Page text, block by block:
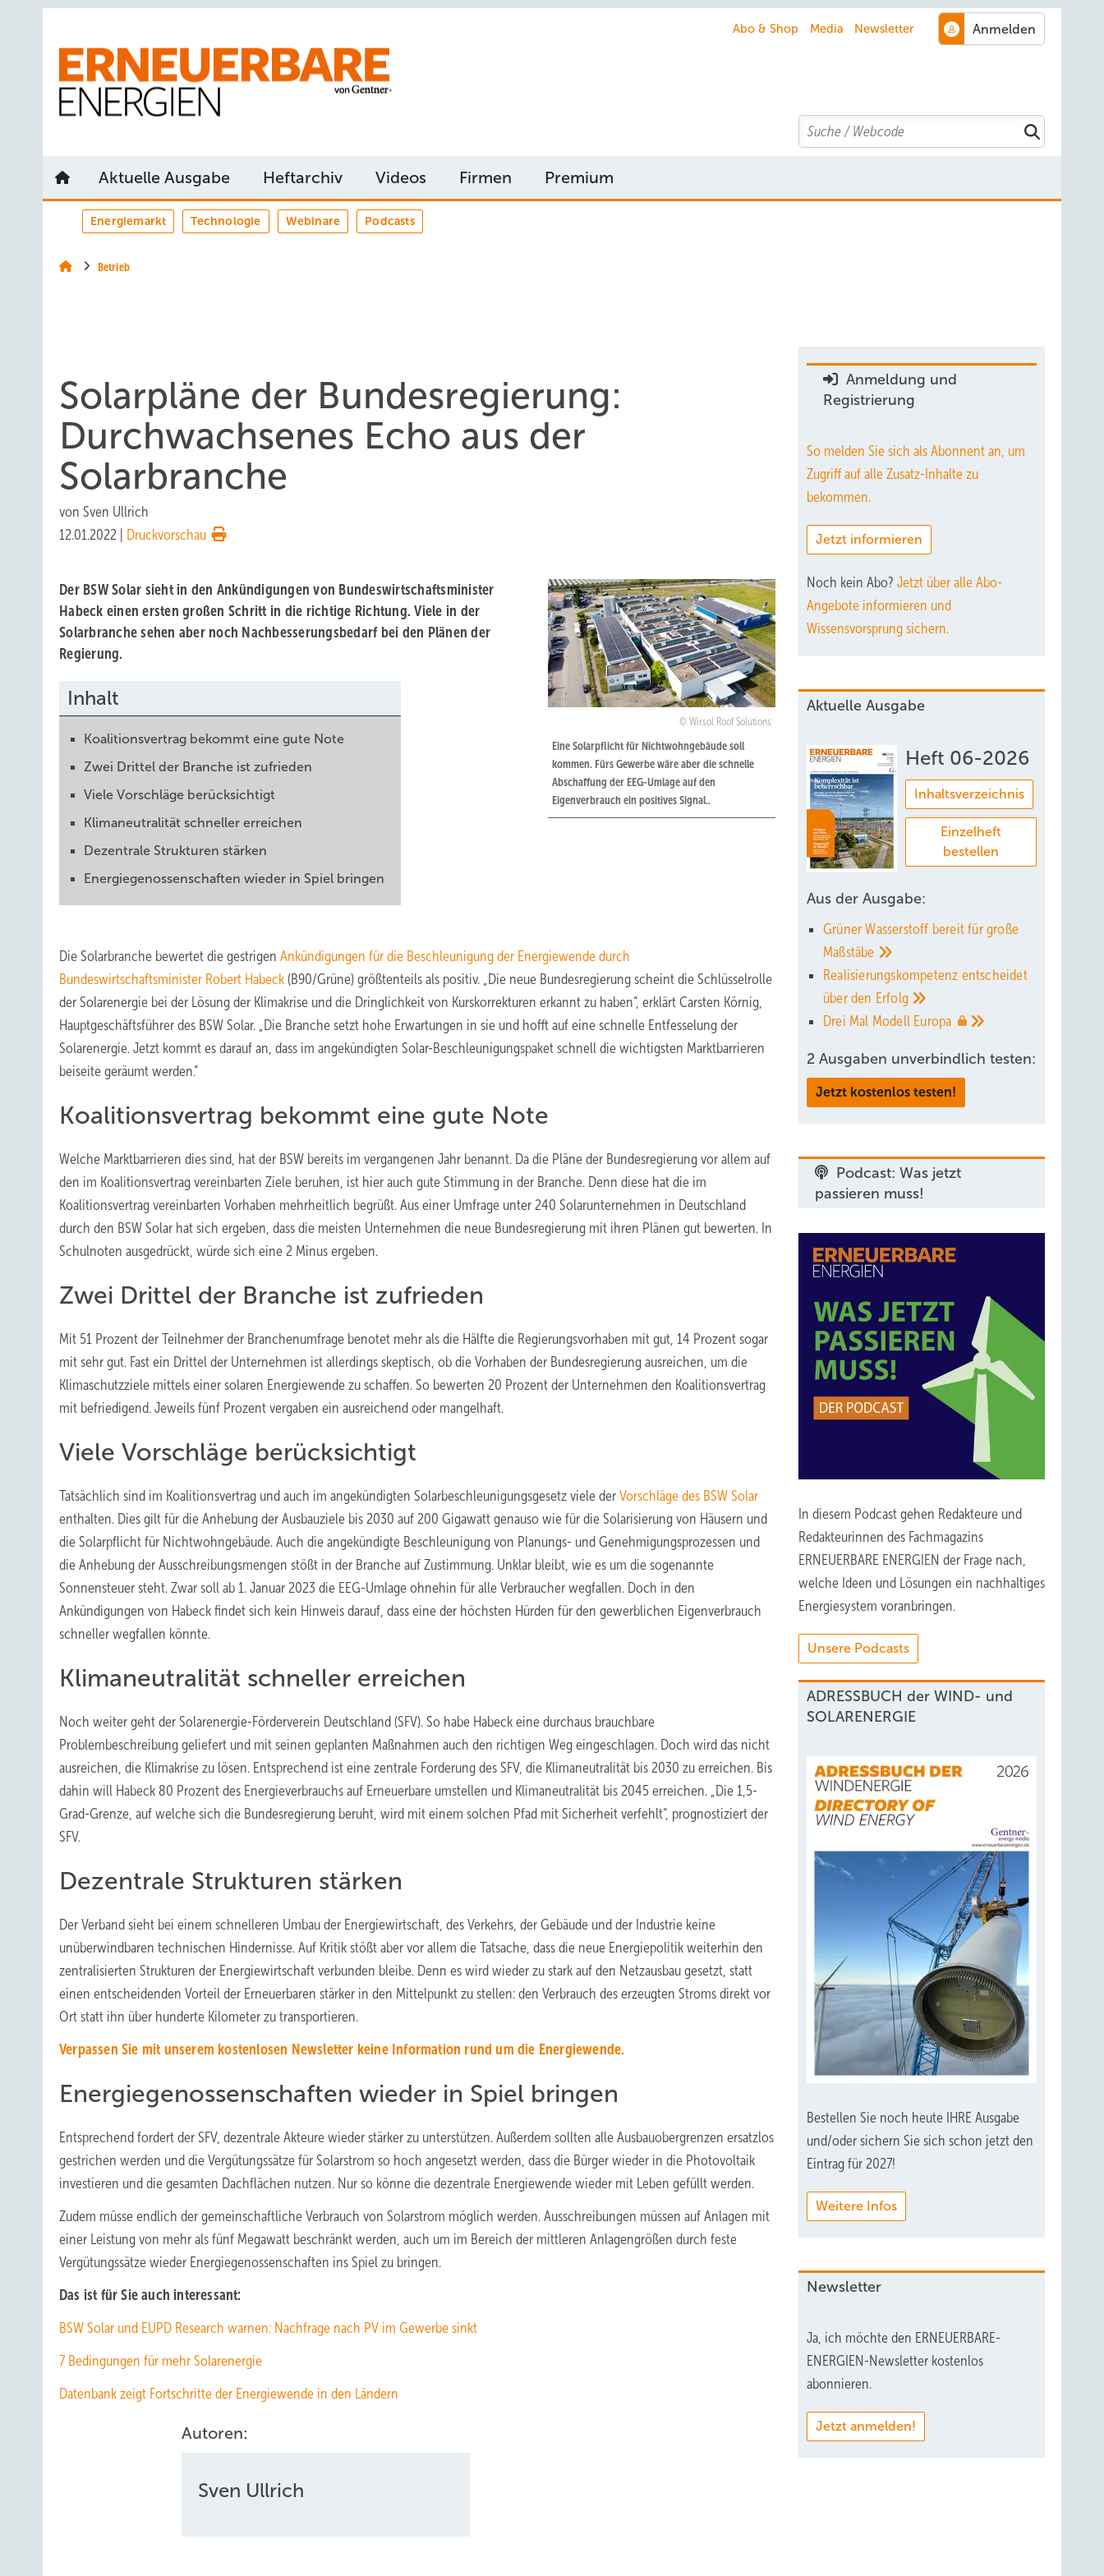
Abo & Shop Media Newsletter
Search
Aktuelle Ausgabe Heftarchiv Videos Firmen Premium
Energiemarkt Technologie Webinare Podcasts
Betrieb
Solarpläne der Bundesregierung:
Durchwachsenes Echo aus der
Solarbranche
von Sven Ullrich
12.01.2022
Druckvorschau
Wirsol Roof Solutions
Eine Solarpflicht für Nichtwohngebäude soll
kommen. Fürs Gewerbe wäre aber die schnelle
Abschaffung der EEG-Umlage auf den
Eigenverbrauch ein positives Signal..
Der BSW Solar sieht in den Ankündigungen von Bundeswirtschaftsminister
Habeck einen ersten großen Schritt in die richtige Richtung. Viele in der
Solarbranche sehen aber noch Nachbesserungsbedarf bei den Plänen der
Regierung.
Inhalt
Koalitionsvertrag bekommt eine gute Note
Zwei Drittel der Branche ist zufrieden
Viele Vorschläge berücksichtigt
Klimaneutralität schneller erreichen
Dezentrale Strukturen stärken
Energiegenossenschaften wieder in Spiel bringen
Die Solarbranche bewertet die gestrigen Ankündigungen für die Beschleunigung der Energiewende durch
Bundeswirtschaftsminister Robert Habeck (B90/Grüne) größtenteils als positiv. „Die neue Bundesregierung scheint die Schlüsselrolle
der Solarenergie bei der Lösung der Klimakrise und die Dringlichkeit von Kurskorrekturen erkannt zu haben“, erklärt Carsten Körnig,
Hauptgeschäftsführer des BSW Solar. „Die Branche setzt hohe Erwartungen in sie und hofft auf eine schnelle Entfesselung der
Solarenergie. Jetzt kommt es darauf an, dass im angekündigten Solar-Beschleunigungspaket schnell die wichtigsten Marktbarrieren
beiseite geräumt werden.“
Koalitionsvertrag bekommt eine gute Note
Welche Marktbarrieren dies sind, hat der BSW bereits im vergangenen Jahr benannt. Da die Pläne der Bundesregierung vor allem auf
den im Koalitionsvertrag vereinbarten Ziele beruhen, ist hier auch gute Stimmung in der Branche. Denn diese hat die im
Koalitionsvertrag vereinbarten Vorhaben mehrheitlich begrüßt. Aus einer Umfrage unter 240 Solarunternehmen in Deutschland
durch den BSW Solar hat sich ergeben, dass die meisten Unternehmen die neue Bundesregierung mit ihren Plänen gut bewerten. In
Schulnoten ausgedrückt, würde sich eine 2 Minus ergeben.
Zwei Drittel der Branche ist zufrieden
Mit 51 Prozent der Teilnehmer der Branchenumfrage benotet mehr als die Hälfte die Regierungsvorhaben mit gut, 14 Prozent sogar
mit sehr gut. Fast ein Drittel der Unternehmen ist allerdings skeptisch, ob die Vorhaben der Bundesregierung ausreichen, um die
Klimaschutzziele mittels einer solaren Energiewende zu schaffen. So bewerten 20 Prozent der Unternehmen den Koalitionsvertrag
mit befriedigend. Jeweils fünf Prozent vergaben ein ausreichend oder mangelhaft.
Viele Vorschläge berücksichtigt
Tatsächlich sind im Koalitionsvertrag und auch im angekündigten Solarbeschleunigungsgesetz viele der Vorschläge des BSW Solar
enthalten. Dies gilt für die Anhebung der Ausbauziele bis 2030 auf 200 Gigawatt genauso wie für die Solarisierung von Häusern und
die Solarpflicht für Nichtwohngebäude. Auch die angekündigte Beschleunigung von Planungs- und Genehmigungsprozessen und
die Anhebung der Ausschreibungsmengen stößt in der Branche auf Zustimmung. Unklar bleibt, wie es um die sogenannte
Sonnensteuer steht. Zwar soll ab 1. Januar 2023 die EEG-Umlage ohnehin für alle Verbraucher wegfallen. Doch in den
Ankündigungen von Habeck findet sich kein Hinweis darauf, dass eine der höchsten Hürden für den gewerblichen Eigenverbrauch
schneller wegfallen könnte.
Klimaneutralität schneller erreichen
Noch weiter geht der Solarenergie-Förderverein Deutschland (SFV). So habe Habeck eine durchaus brauchbare
Problembeschreibung geliefert und mit seinen geplanten Maßnahmen auch den richtigen Weg eingeschlagen. Doch wird das nicht
ausreichen, die Klimakrise zu lösen. Entsprechend ist eine zentrale Forderung des SFV, die Klimaneutralität bis 2030 zu erreichen. Bis
dahin will Habeck 80 Prozent des Energieverbrauchs auf Erneuerbare umstellen und Klimaneutralität bis 2045 erreichen. „Die 1,5-
Grad-Grenze, auf welche sich die Bundesregierung beruht, wird mit einem solchen Pfad mit Sicherheit verfehlt“, prognostiziert der
SFV.
Dezentrale Strukturen stärken
Der Verband sieht bei einem schnelleren Umbau der Energiewirtschaft, des Verkehrs, der Gebäude und der Industrie keine
unüberwindbaren technischen Hindernisse. Auf Kritik stößt aber vor allem die Tatsache, dass die neue Energiepolitik weiterhin den
zentralisierten Strukturen der Energiewirtschaft verbunden bleibe. Denn es wird wieder zu stark auf den Netzausbau gesetzt, statt
einen entscheidenden Vorteil der Erneuerbaren stärker in den Mittelpunkt zu stellen: den Verbrauch des erzeugten Stroms direkt vor
Ort statt ihn über hunderte Kilometer zu transportieren.
Verpassen Sie mit unserem kostenlosen Newsletter keine Information rund um die Energiewende.
Energiegenossenschaften wieder in Spiel bringen
Entsprechend fordert der SFV, dezentrale Akteure wieder stärker zu unterstützen. Außerdem sollten alle Ausbauobergrenzen ersatzlos
gestrichen werden und die Vergütungssätze für Solarstrom so hoch angesetzt werden, dass die Bürger wieder in die Photovoltaik
investieren und die gesamten Dachflächen nutzen. Nur so könne die dezentrale Energiewende wieder mit Leben gefüllt werden.
Zudem müsse endlich der gemeinschaftliche Verbrauch von Solarstrom möglich werden. Ausschreibungen müssen auf Anlagen mit
einer Leistung von mehr als fünf Megawatt beschränkt werden, auch um im Bereich der mittleren Anlagengrößen durch feste
Vergütungssätze wieder Energiegenossenschaften ins Spiel zu bringen.
Das ist für Sie auch interessant:
BSW Solar und EUPD Research warnen: Nachfrage nach PV im Gewerbe sinkt
7 Bedingungen für mehr Solarenergie
Datenbank zeigt Fortschritte der Energiewende in den Ländern
Autoren:
Sven Ullrich
Anmeldung und
Registrierung
So melden Sie sich als Abonnent an, um
Zugriff auf alle Zusatz-Inhalte zu
bekommen.
Jetzt informieren
Noch kein Abo? Jetzt über alle Abo-
Angebote informieren und
Wissensvorsprung sichern.
Aktuelle Ausgabe
Heft 06-2026
Inhaltsverzeichnis
Einzelheft
bestellen
Aus der Ausgabe:
Grüner Wasserstoff bereit für große
Maßstäbe
Realisierungskompetenz entscheidet
über den Erfolg
Drei Mal Modell Europa
2 Ausgaben unverbindlich testen:
Jetzt kostenlos testen!
Podcast: Was jetzt
passieren muss!
In diesem Podcast gehen Redakteure und
Redakteurinnen des Fachmagazins
ERNEUERBARE ENERGIEN der Frage nach,
welche Ideen und Lösungen ein nachhaltiges
Energiesystem voranbringen.
Unsere Podcasts
ADRESSBUCH der WIND- und
SOLARENERGIE
Bestellen Sie noch heute IHRE Ausgabe
und/oder sichern Sie sich schon jetzt den
Eintrag für 2027!
Weitere Infos
Newsletter
Ja, ich möchte den ERNEUERBARE-
ENERGIEN-Newsletter kostenlos
abonnieren.
Jetzt anmelden!